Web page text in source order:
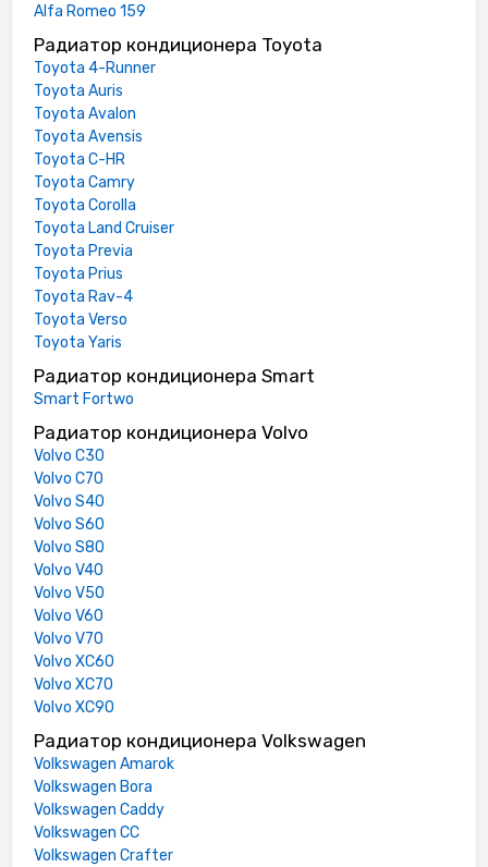
Alfa Romeo 159
Радиатор кондиционера Toyota
Toyota 4-Runner
Toyota Auris
Toyota Avalon
Toyota Avensis
Toyota C-HR
Toyota Camry
Toyota Corolla
Toyota Land Cruiser
Toyota Previa
Toyota Prius
Toyota Rav-4
Toyota Verso
Toyota Yaris
Радиатор кондиционера Smart
Smart Fortwo
Радиатор кондиционера Volvo
Volvo C30
Volvo C70
Volvo S40
Volvo S60
Volvo S80
Volvo V40
Volvo V50
Volvo V60
Volvo V70
Volvo XC60
Volvo XC70
Volvo XC90
Радиатор кондиционера Volkswagen
Volkswagen Amarok
Volkswagen Bora
Volkswagen Caddy
Volkswagen CC
Volkswagen Crafter